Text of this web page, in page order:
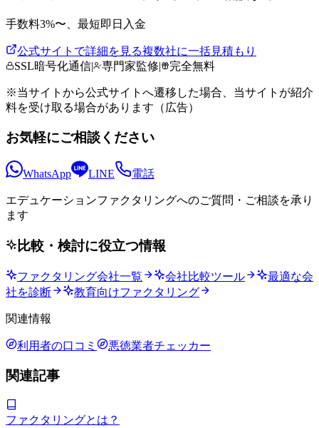
手数料3%〜、 最短即日 入金
公式サイトで詳細を見る複数社に一括見積もり
SSL暗号化通信| 専門家監修| 完全無料
※当サイトから公式サイトへ遷移した場合、当サイトが紹介
料を受け取る場合があります（広告）
お気軽にご相談ください
WhatsApp LINE 電話
エデュケーションファクタリングへのご質問・ご相談を承り
ます
比較・検討に役立つ情報
ファクタリング会社一覧 会社比較ツール
最適な会
社を診断
教育向けファクタリング
関連情報
利用者の口コミ 悪徳業者チェッカー
関連記事
ファクタリングとは？